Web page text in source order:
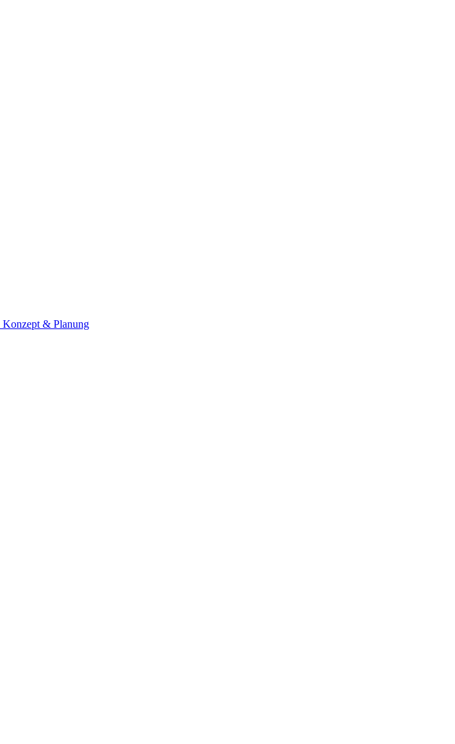
Konzept & Planung